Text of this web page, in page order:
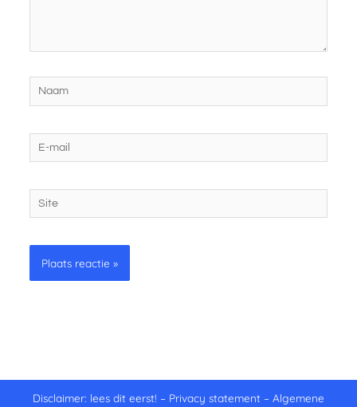
Naam
mail
Site
Disclaimer: lees dit eerst! – Privacy statement – Algemene